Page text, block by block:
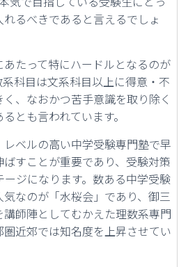
るべきであると言えるでしょ
たって特にハードルとなるのが
科目は文系科目以上に得意・不
、なおかつ苦手意識を取り除く
とも言われています。
ベルの高い中学受験専門塾で早
すことが重要であり、受験対策
ジになります。数ある中学受験
なのが「水桜会」であり、御三
師陣としてむかえた理数系専門
近郊では知名度を上昇させてい